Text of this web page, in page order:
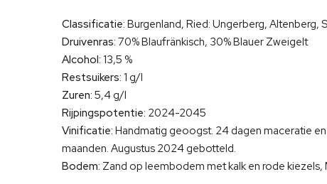
Classificatie: Burgenland, Ried: Ungerberg,
Druivenras: 70% Blaufränkisch, 30% Blauer Zweigelt
Alcohol: 13,5 %
Restsuikers: 1 g/l
Zuren: 5,4 g/l
Rijpingspotentie: 2024-2045
Vinificatie: Handmatig geoogst. 24 dagen maceratie
maanden. Augustus 2024 gebotteld.
Bodem: Zand op leembodem met kalk en rode kiezels,